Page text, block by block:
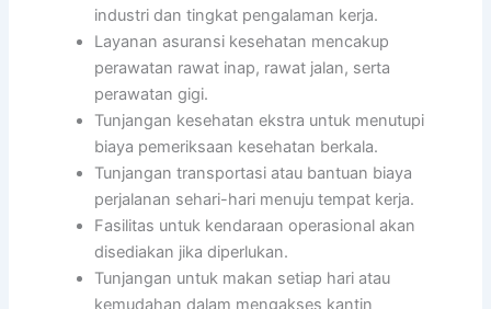
industri dan tingkat pengalaman kerja.
Layanan asuransi kesehatan mencakup
perawatan rawat inap, rawat jalan, serta
perawatan gigi.
Tunjangan kesehatan ekstra untuk menutupi
biaya pemeriksaan kesehatan berkala.
Tunjangan transportasi atau bantuan biaya
perjalanan sehari-hari menuju tempat kerja.
Fasilitas untuk kendaraan operasional akan
disediakan jika diperlukan.
Tunjangan untuk makan setiap hari atau
kemudahan dalam mengakses kantin